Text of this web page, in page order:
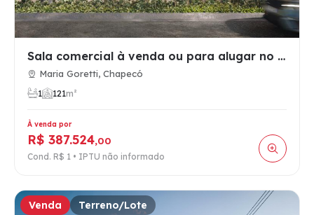
Sala comercial à venda ou para alugar no Maria Goretti, Chap…
Maria Goretti, Chapecó
1
121m²
À venda por
R$ 387.524,00
Cond. R$ 1 • IPTU não informado
Venda Terreno/Lote